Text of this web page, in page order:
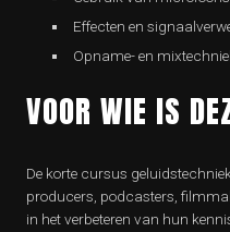
Effecten en
Opname- en
VOOR WIE IS
De korte cursus
producers, podcasters,
in het verbeteren van hun